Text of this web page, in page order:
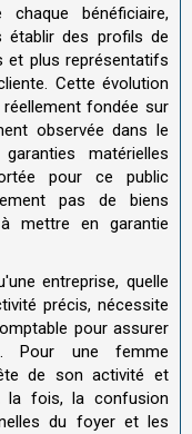
bénéficiaire,
établir des profils de
et plus représentatifs
Cette évolution
fondée sur
observée dans le
matérielles
pour ce public
pas de biens
mettre en garantie
entreprise, quelle
précis, nécessite
pour assurer
Pour une femme
de son activité et
la fois, la confusion
du foyer et les